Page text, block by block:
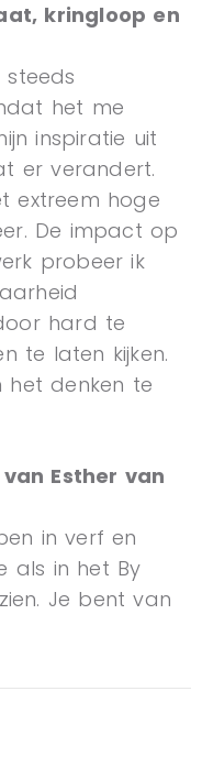
kringloop en
het me
inspiratie uit
er verandert.
extreem hoge
De impact op
probeer ik
hard te
te laten kijken.
het denken te
Esther van
in verf en
als in het By
Je bent van